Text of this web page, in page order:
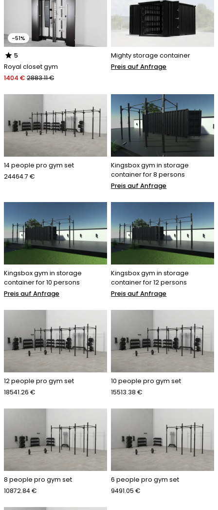
-51%
star 5
Royal closet gym
1404 € 2883.11 €
Mighty storage container
Preis auf Anfrage
14 people pro gym set
24464.7 €
Kingsbox gym in storage
container for 8 persons
Preis auf Anfrage
Kingsbox gym in storage
container for 10 persons
Preis auf Anfrage
Kingsbox gym in storage
container for 12 persons
Preis auf Anfrage
12 people pro gym set
18541.26 €
10 people pro gym set
15513.38 €
8 people pro gym set
10872.84 €
6 people pro gym set
9491.05 €